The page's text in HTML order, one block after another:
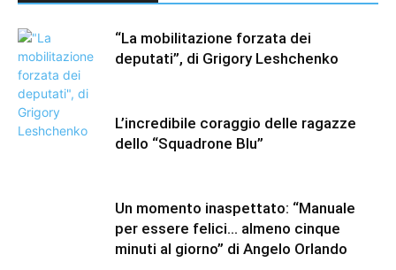
“La mobilitazione forzata dei
deputati”, di Grigory Leshchenko
L’incredibile coraggio delle ragazze
dello “Squadrone Blu”
Un momento inaspettato: “Manuale
per essere felici… almeno cinque
minuti al giorno” di Angelo Orlando